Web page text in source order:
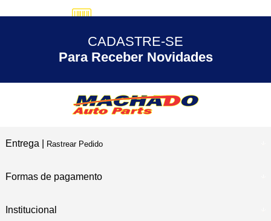
5% DESCONTO no Pix
30 ANOS
CADASTRE-SE
Para Receber Novidades
Entrega | Rastrear Pedido
Formas de pagamento
Institucional